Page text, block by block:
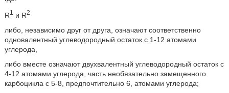
R1 и R2
либо, независимо друг от друга, означают соответственно
одновалентный углеводородный остаток с 1-12 атомами
углерода,
либо вместе означают двухвалентный углеводородный остаток с
4-12 атомами углерода, часть необязательно замещенного
карбоцикла с 5-8, предпочтительно 6, атомами углерода;